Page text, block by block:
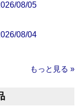
08/05
08/04
もっと見る »